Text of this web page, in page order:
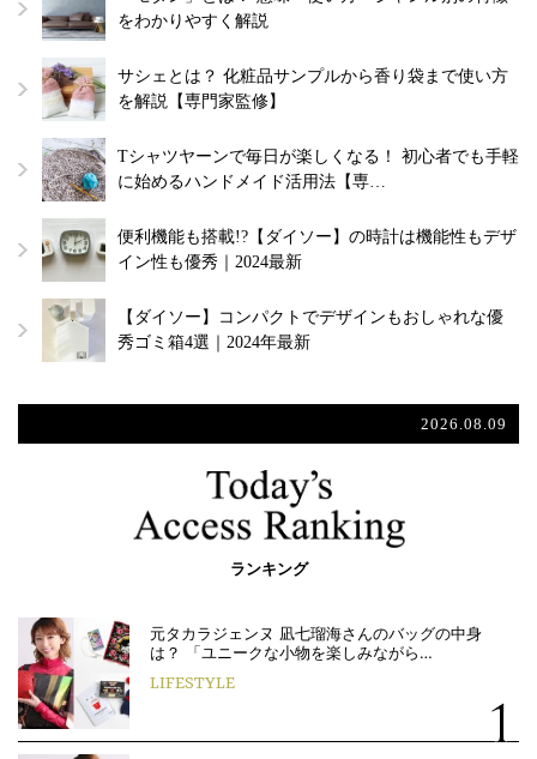
をわかりやすく解説
サシェとは？ 化粧品サンプルから香り袋まで使い方
を解説【専門家監修】
Tシャツヤーンで毎日が楽しくなる！ 初心者でも手軽
に始めるハンドメイド活用法【専…
便利機能も搭載!?【ダイソー】の時計は機能性もデザ
イン性も優秀｜2024最新
【ダイソー】コンパクトでデザインもおしゃれな優
秀ゴミ箱4選｜2024年最新
2026.08.09
ランキング
元タカラジェンヌ 凪七瑠海さんのバッグの中身
は？ 「ユニークな小物を楽しみながら…
LIFESTYLE